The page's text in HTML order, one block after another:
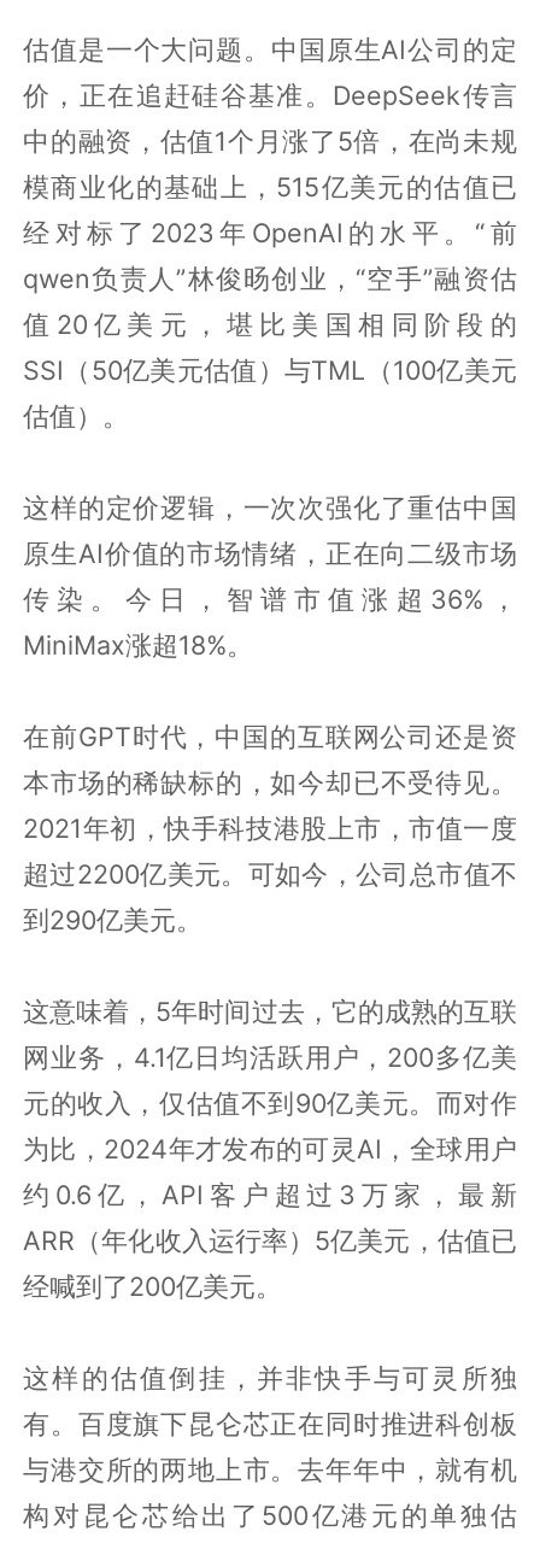
估值是一个大问题。中国原生AI公司的定
价，正在追赶硅谷基准。DeepSeek传言
中的融资，估值1个月涨了5倍，在尚未规
模商业化的基础上，515亿美元的估值已
经对标了2023年OpenAI的水平。“前
qwen负责人”林俊旸创业，“空手”融资估
值20亿美元，堪比美国相同阶段的
SSI（50亿美元估值）与TML（100亿美元
估值）。
这样的定价逻辑，一次次强化了重估中国
原生AI价值的市场情绪，正在向二级市场
传染。今日，智谱市值涨超36%，
MiniMax涨超18%。
在前GPT时代，中国的互联网公司还是资
本市场的稀缺标的，如今却已不受待见。
2021年初，快手科技港股上市，市值一度
超过2200亿美元。可如今，公司总市值不
到290亿美元。
这意味着，5年时间过去，它的成熟的互联
网业务，4.1亿日均活跃用户，200多亿美
元的收入，仅估值不到90亿美元。而对作
为比，2024年才发布的可灵AI，全球用户
约0.6亿，API客户超过3万家，最新
ARR（年化收入运行率）5亿美元，估值已
经喊到了200亿美元。
这样的估值倒挂，并非快手与可灵所独
有。百度旗下昆仑芯正在同时推进科创板
与港交所的两地上市。去年年中，就有机
构对昆仑芯给出了500亿港元的单独估